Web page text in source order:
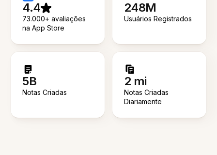
4.4
73.000+ avaliações
na App Store
248M
Usuários Registrados
5B
Notas Criadas
2 mi
Notas Criadas
Diariamente